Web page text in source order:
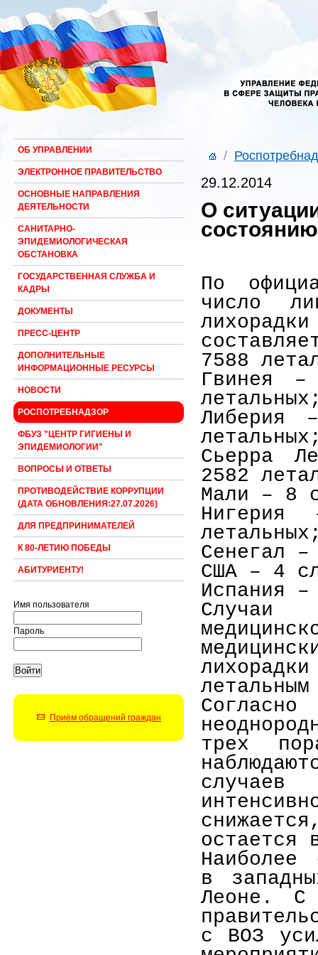
ОБ УПРАВЛЕНИИ
ЭЛЕКТРОННОЕ ПРАВИТЕЛЬСТВО
ОСНОВНЫЕ НАПРАВЛЕНИЯ
ДЕЯТЕЛЬНОСТИ
САНИТАРНО-
ЭПИДЕМИОЛОГИЧЕСКАЯ
ОБСТАНОВКА
ГОСУДАРСТВЕННАЯ СЛУЖБА И
КАДРЫ
ДОКУМЕНТЫ
ПРЕСС-ЦЕНТР
ДОПОЛНИТЕЛЬНЫЕ
ИНФОРМАЦИОННЫЕ РЕСУРСЫ
НОВОСТИ
РОСПОТРЕБНАДЗОР
ФБУЗ "ЦЕНТР ГИГИЕНЫ И
ЭПИДЕМИОЛОГИИ"
ВОПРОСЫ И ОТВЕТЫ
ПРОТИВОДЕЙСТВИЕ КОРРУПЦИИ
(ДАТА ОБНОВЛЕНИЯ:27.07.2026)
ДЛЯ ПРЕДПРИНИМАТЕЛЕЙ
К 80-ЛЕТИЮ ПОБЕДЫ
АБИТУРИЕНТУ!
Имя пользователя
Пароль
Приём обращений граждан
/
29.12.2014
О
По
число
7588
Гвинея
Сьерра
2582
Мали – 8
Сенегал
США – 4
Испания
Случаи
трех
остается
Наиболее
в
Леоне. С
с ВОЗ